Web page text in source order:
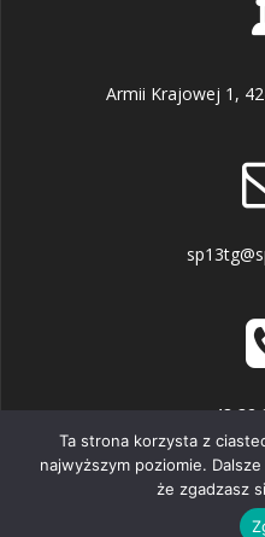
Armii Krajowej 1,
+48 32
© 2026 . Zbudowano przy
Ta strona korzysta z
najwyższym poziomie.
że zgadzasz